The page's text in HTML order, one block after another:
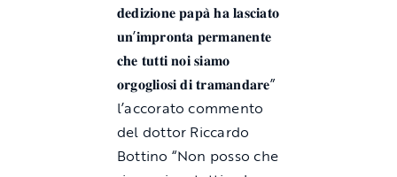
𝐝𝐞𝐝𝐢𝐳𝐢𝐨𝐧𝐞 𝐩𝐚𝐩𝐚̀ 𝐡𝐚 𝐥𝐚𝐬𝐜𝐢𝐚𝐭𝐨
𝐮𝐧’𝐢𝐦𝐩𝐫𝐨𝐧𝐭𝐚 𝐩𝐞𝐫𝐦𝐚𝐧𝐞𝐧𝐭𝐞
𝐜𝐡𝐞 𝐭𝐮𝐭𝐭𝐢 𝐧𝐨𝐢 𝐬𝐢𝐚𝐦𝐨
𝐨𝐫𝐠𝐨𝐠𝐥𝐢𝐨𝐬𝐢 𝐝𝐢 𝐭𝐫𝐚𝐦𝐚𝐧𝐝𝐚𝐫𝐞”
l’accorato commento
del dottor Riccardo
Bottino “Non posso che